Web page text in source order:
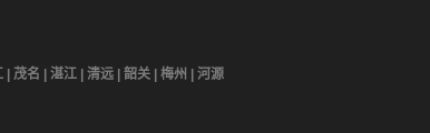
茂名 | 湛江 | 清远 | 韶关 | 梅州 | 河源